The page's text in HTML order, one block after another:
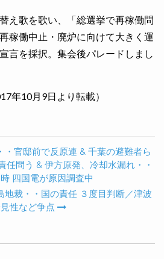
え歌を歌い、「総選挙で再稼働問
稼働中止・廃炉に向けて大きく運
言を採択。集会後パレードしまし
年10月9日より転載）
・官邸前で反原連 & 千葉の避難者ら
任問う & 伊方原発、冷却水漏れ・・
四国電が原因調査中
地裁・・国の責任 ３度目判断／津波
性など争点